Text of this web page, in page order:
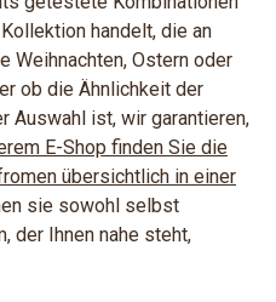
handelt, die an
Weihnachten, Ostern oder
ob die Ähnlichkeit der
Auswahl ist, wir garantieren,
E-Shop finden Sie die
übersichtlich in einer
sie sowohl selbst
der Ihnen nahe steht,